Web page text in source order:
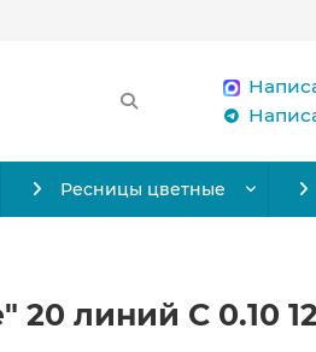
Ресницы цветные
20 линий C 0.10